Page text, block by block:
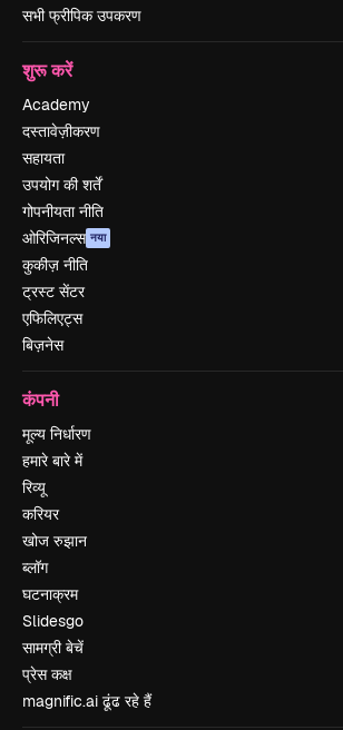
सभी फ्रीपिक उपकरण
शुरू करें
Academy
दस्तावेज़ीकरण
सहायता
उपयोग की शर्तें
गोपनीयता नीति
ओरिजिनल्स नया
कुकीज़ नीति
ट्रस्ट सेंटर
एफिलिएट्स
बिज़नेस
कंपनी
मूल्य निर्धारण
हमारे बारे में
रिव्यू
करियर
खोज रुझान
ब्लॉग
घटनाक्रम
Slidesgo
सामग्री बेचें
प्रेस कक्ष
magnific.ai ढूंढ रहे हैं